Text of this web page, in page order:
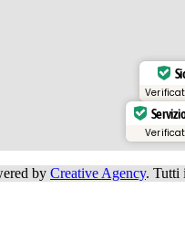
by Creative Agency. Tutti